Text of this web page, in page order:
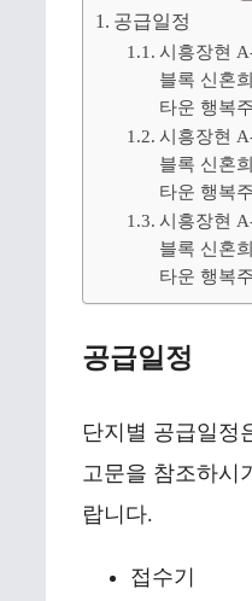
공급일정
시흥장현
블록 신혼
타운 행복
시흥장현
블록 신혼
타운 행복
시흥장현
블록 신혼
타운 행복
공급일정
단지별 공급일정
고문을 참조하시
랍니다.
접수기